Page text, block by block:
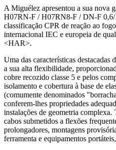
A Miguélez apresentou a sua
H07RN-F / H07RN8-F / DN-F 0,6/
classificação CPR de reação ao
internacional IEC e europeia de
<HAR>.
Uma das características
a sua alta flexibilidade,
cobre recozido classe 5 e pelos
isolamento e cobertura à base de
(comumente denominados
conferem-lhes propriedades
instalações de geometria complexa.
cabos submetidos a flexões
prolongadores, montagens
ferramenta e equipamentos